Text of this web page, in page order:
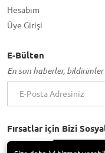
Hesabım
Üye Girişi
E-Bülten
En son haberler,
Fırsatlar için Bizi